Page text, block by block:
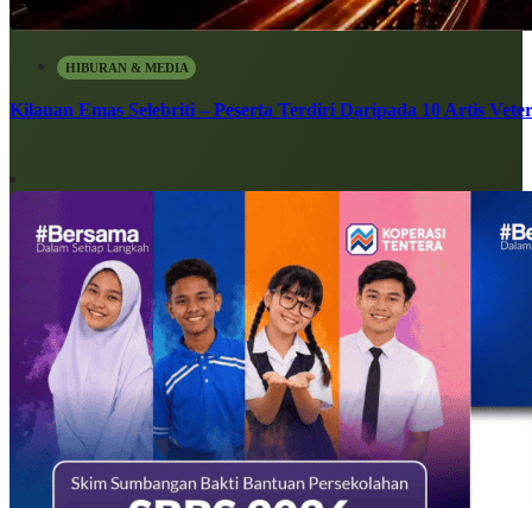
HIBURAN & MEDIA
Kilauan Emas Selebriti – Peserta Terdiri Daripada 10 Artis